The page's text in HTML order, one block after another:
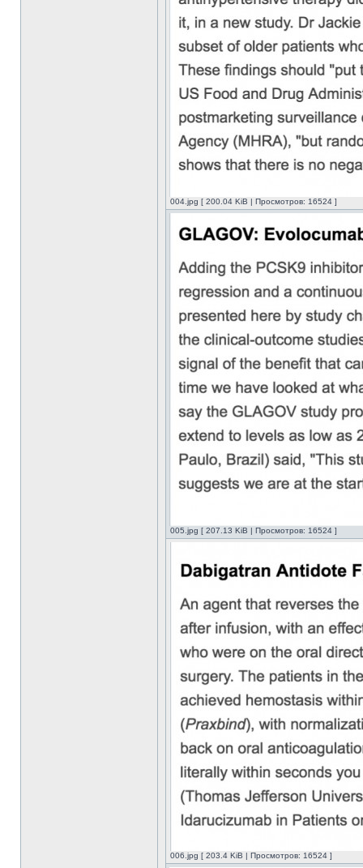
004.jpg [ 200.04 KiB | Просмотров: 16524 ]
005.jpg [ 207.13 KiB | Просмотров: 16524 ]
006.jpg [ 203.4 KiB | Просмотров: 16524 ]